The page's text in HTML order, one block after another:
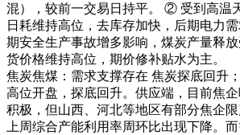
混），较前一交易日持平。 ② 受到高温
日耗维持高位，去库存加快，后期电力
期安全生产事故增多影响，煤炭产量释
货价格维持高位，期价修补贴水为主。
焦炭焦煤：需求支撑存在 焦炭探底回升
高位开盘，探底回升。供应端，目前焦
积极，但山西、河北等地区有部分焦企限
上周综合产能利用率周环比出现下降。